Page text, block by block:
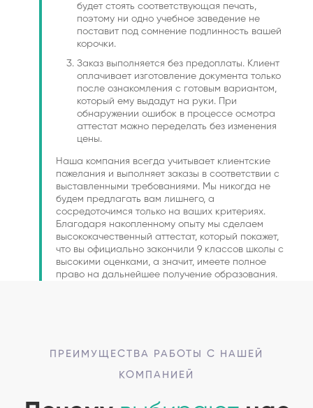
будет стоять соответствующая печать,
поэтому ни одно учебное заведение не
поставит под сомнение подлинность вашей
корочки.
Заказ выполняется без предоплаты. Клиент
оплачивает изготовление документа только
после ознакомления с готовым вариантом,
который ему выдадут на руки. При
обнаружении ошибок в процессе осмотра
аттестат можно переделать без изменения
цены.
Наша компания всегда учитывает клиентские
пожелания и выполняет заказы в соответствии с
выставленными требованиями. Мы никогда не
будем предлагать вам лишнего, а
сосредоточимся только на ваших критериях.
Благодаря накопленному опыту мы сделаем
высококачественный аттестат, который покажет,
что вы официально закончили 9 классов школы с
высокими оценками, а значит, имеете полное
право на дальнейшее получение образования.
ПРЕИМУЩЕСТВА РАБОТЫ С НАШЕЙ
КОМПАНИЕЙ